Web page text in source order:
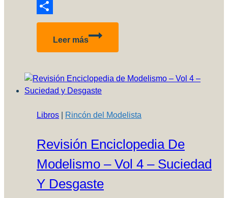
Reddit
Compartir
Leer más
Revista
Libros Rincón del Modelista
Revisión Enciclopedia De
Modelismo – Vol 4 – Suciedad
Y Desgaste